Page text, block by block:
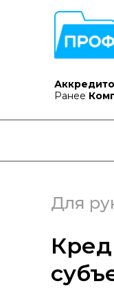
Ранее
Для